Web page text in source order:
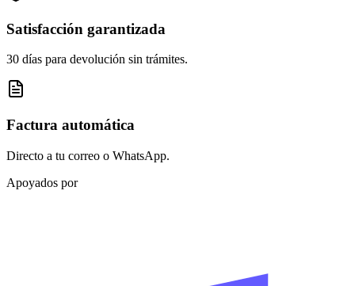
Satisfacción garantizada
30 días para devolución sin trámites.
Factura automática
Directo a tu correo o WhatsApp.
Apoyados por